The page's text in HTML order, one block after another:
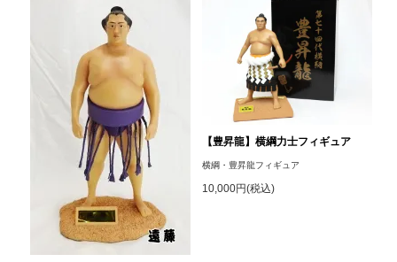
【豊昇龍】横綱力士フィギュア
横綱・豊昇龍フィギュア
10,000円(税込)